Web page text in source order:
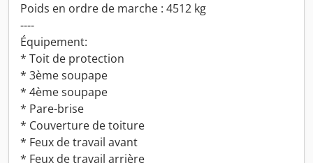
Poids en ordre de marche : 4512 kg
----
Équipement:
* Toit de protection
* 3ème soupape
* 4ème soupape
* Pare-brise
* Couverture de toiture
* Feux de travail avant
* Feux de travail arrière